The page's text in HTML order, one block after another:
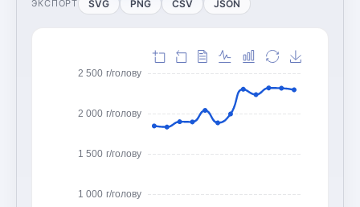
ЭКСПОРТ SVG PNG CSV JSON
1 000 г/голову
1 500 г/голову
2 000 г/голову
2 500 г/голову